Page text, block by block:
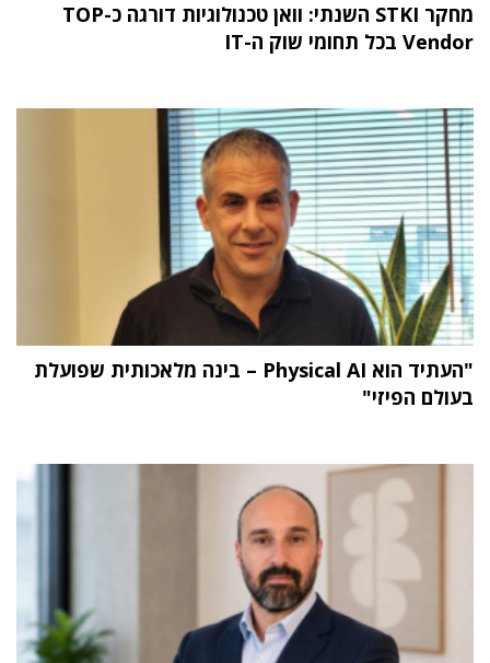
מחקר STKI השנתי: וואן טכנולוגיות דורגה כ-TOP
Vendor בכל תחומי שוק ה-IT
"העתיד הוא Physical AI – בינה מלאכותית שפועלת
בעולם הפיזי"